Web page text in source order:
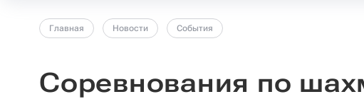
Главная Новости События
Соревнования по